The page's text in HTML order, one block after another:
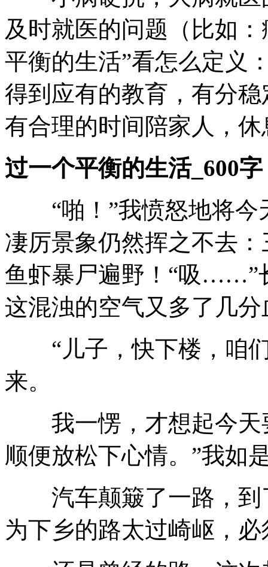
及时就医的问题（比如
平衡的生活”看怎么定义
得到应有的教育，有分
有合理的时间陪家人，
过一个平衡的生活_600字
“啪！”我愤怒地将今
凄厉景象仍然挥之不去
鱼虾暴尸遍野！“吸……”
这混浊的空气又多了几分
“儿子，快下楼，咱们
来。
我一愣，才想起今天
顺便放松下心情。”我如
汽车颠簸了一路，到
为下乡的路太过崎岖，